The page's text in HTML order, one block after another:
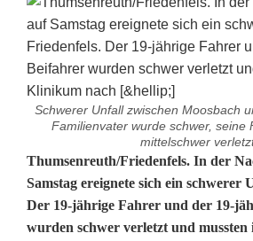
Schwerer Unfall zwischen Moosbach
Familienvater wurde schwer, seine
mittelschwer
Z
w
e
Thumsenreuth/Friedenfels. In der
Samstag ereignete sich ein schwerer
Der 19-jährige Fahrer und der 19-
wurden schwer verletzt und